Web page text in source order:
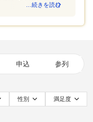
…続きを読む
申込 参列
性別 満足度